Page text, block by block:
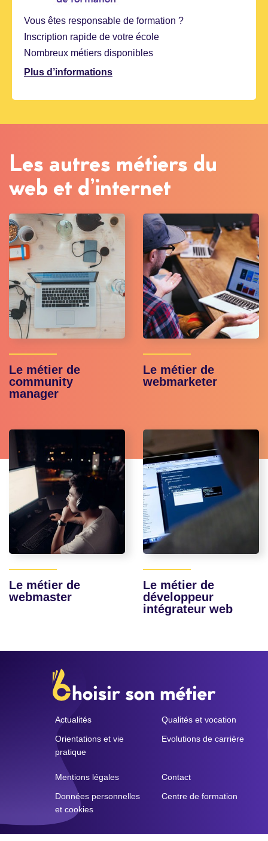
Vous êtes responsable de formation ?
Inscription rapide de votre école
Nombreux métiers disponibles
Plus d’informations
Les autres métiers du
web et d’internet
Le métier de
community
manager
Le métier de
webmarketer
Le métier de
webmaster
Le métier de
développeur
intégrateur web
Actualités
Orientations et vie
pratique
Qualités et vocation
Evolutions de carrière
Mentions légales
Données personnelles
et cookies
Contact
Centre de formation